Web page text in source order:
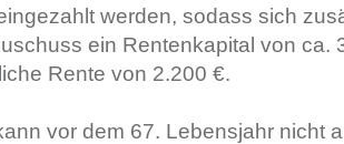
werden, sodass sich
ein Rentenkapital von ca.
Rente von 2.200 €.
vor dem 67. Lebensjahr nicht